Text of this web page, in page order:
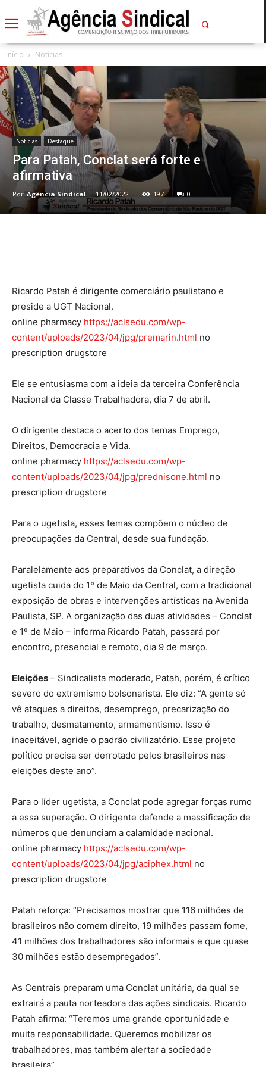
Início Notícias
Notícias Destaque
Para Patah, Conclat será forte e
afirmativa
Por Agência Sindical - 11/02/2022 197 0
Ricardo Patah é dirigente comerciário paulistano e
preside a UGT Nacional.
online pharmacy https://aclsedu.com/wp-
content/uploads/2023/04/jpg/premarin.html no
prescription drugstore
Ele se entusiasma com a ideia da terceira Conferência
Nacional da Classe Trabalhadora, dia 7 de abril.
O dirigente destaca o acerto dos temas Emprego,
Direitos, Democracia e Vida.
online pharmacy https://aclsedu.com/wp-
content/uploads/2023/04/jpg/prednisone.html no
prescription drugstore
Para o ugetista, esses temas compõem o núcleo de
preocupações da Central, desde sua fundação.
Paralelamente aos preparativos da Conclat, a direção
ugetista cuida do 1º de Maio da Central, com a tradicional
exposição de obras e intervenções artísticas na Avenida
Paulista, SP. A organização das duas atividades – Conclat
e 1º de Maio – informa Ricardo Patah, passará por
encontro, presencial e remoto, dia 9 de março.
Eleições – Sindicalista moderado, Patah, porém, é crítico
severo do extremismo bolsonarista. Ele diz: “A gente só
vê ataques a direitos, desemprego, precarização do
trabalho, desmatamento, armamentismo. Isso é
inaceitável, agride o padrão civilizatório. Esse projeto
político precisa ser derrotado pelos brasileiros nas
eleições deste ano”.
Para o líder ugetista, a Conclat pode agregar forças rumo
a essa superação. O dirigente defende a massificação de
números que denunciam a calamidade nacional.
online pharmacy https://aclsedu.com/wp-
content/uploads/2023/04/jpg/aciphex.html no
prescription drugstore
Patah reforça: “Precisamos mostrar que 116 milhões de
brasileiros não comem direito, 19 milhões passam fome,
41 milhões dos trabalhadores são informais e que quase
30 milhões estão desempregados”.
As Centrais preparam uma Conclat unitária, da qual se
extrairá a pauta norteadora das ações sindicais. Ricardo
Patah afirma: “Teremos uma grande oportunidade e
muita responsabilidade. Queremos mobilizar os
trabalhadores, mas também alertar a sociedade